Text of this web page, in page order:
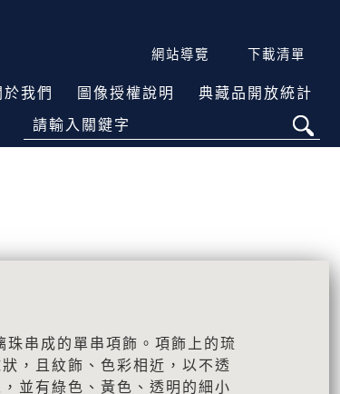
網站導覽 下載清單
於我們 圖像授權說明 典藏品開放統計
請輸入關鍵字
串成的單串項飾。項飾上的琉
，且紋飾、色彩相近，以不透
並有綠色、黃色、透明的細小